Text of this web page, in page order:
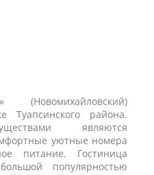
(Новомихайловский)
Туапсинского района.
являются
уютные номера
питание. Гостиница
популярностью